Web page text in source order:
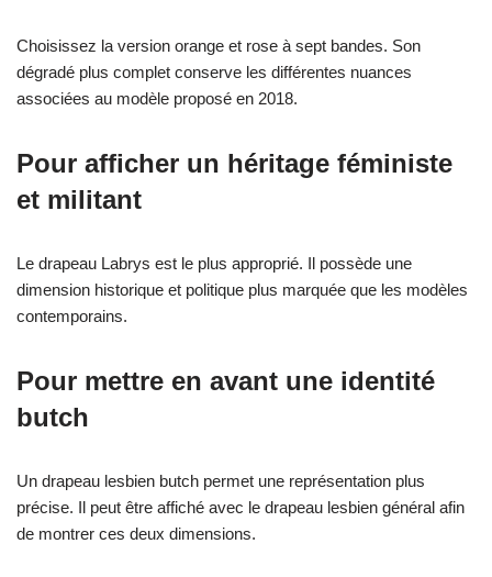
Choisissez la version orange et rose à sept bandes. Son
dégradé plus complet conserve les différentes nuances
associées au modèle proposé en 2018.
Pour afficher un héritage féministe
et militant
Le drapeau Labrys est le plus approprié. Il possède une
dimension historique et politique plus marquée que les modèles
contemporains.
Pour mettre en avant une identité
butch
Un drapeau lesbien butch permet une représentation plus
précise. Il peut être affiché avec le drapeau lesbien général afin
de montrer ces deux dimensions.